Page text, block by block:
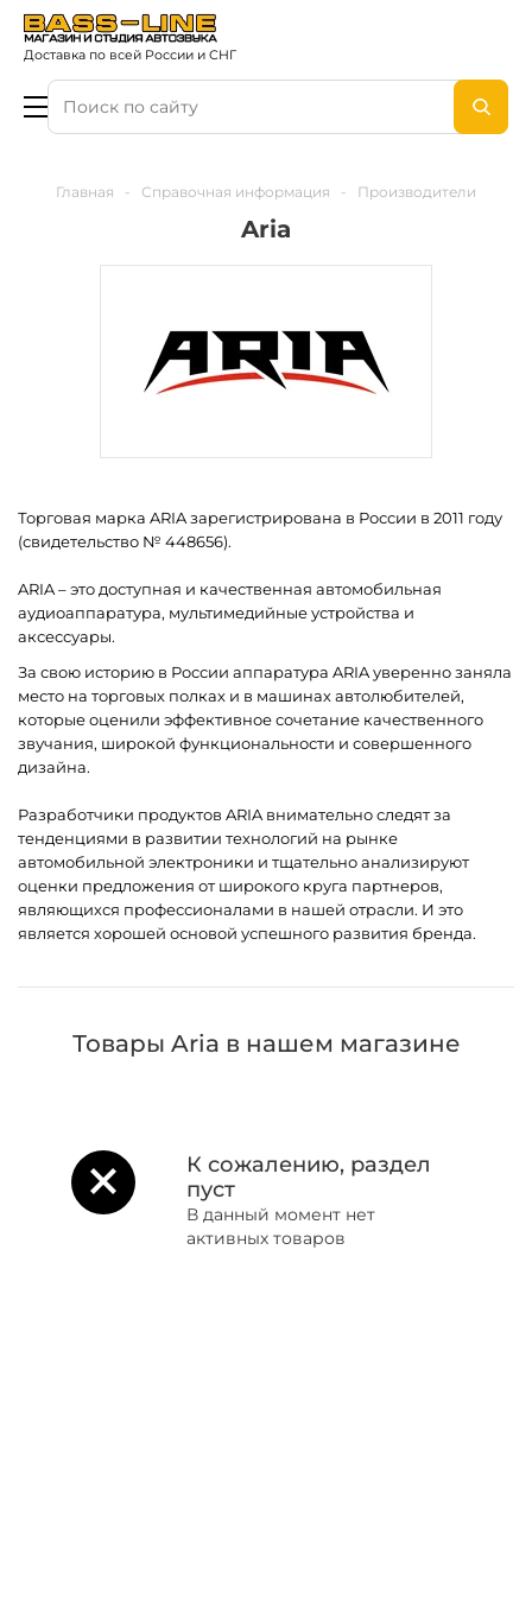
Доставка по всей России и СНГ
Главная - Справочная информация - Производители
Aria
Торговая марка ARIA зарегистрирована в России в 2011 году
(свидетельство № 448656).
ARIA – это доступная и качественная автомобильная
аудиоаппаратура, мультимедийные устройства и
аксессуары.
За свою историю в России аппаратура ARIA уверенно заняла
место на торговых полках и в машинах автолюбителей,
которые оценили эффективное сочетание качественного
звучания, широкой функциональности и совершенного
дизайна.
Разработчики продуктов ARIA внимательно следят за
тенденциями в развитии технологий на рынке
автомобильной электроники и тщательно анализируют
оценки предложения от широкого круга партнеров,
являющихся профессионалами в нашей отрасли. И это
является хорошей основой успешного развития бренда.
Товары Aria в нашем магазине
К сожалению, раздел
пуст
В данный момент нет
активных товаров